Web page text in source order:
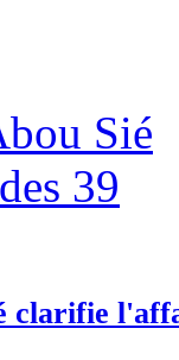
clarifie